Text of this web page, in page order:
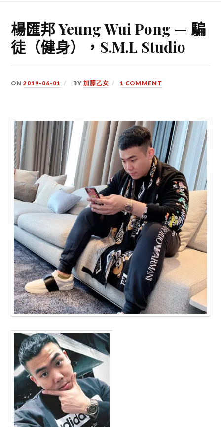
楊匯邦 Yeung Wui Pong — 騙
徒（健身），S.M.L Studio
ON2019-06-01 BY加藤乙女 1 COMMENT